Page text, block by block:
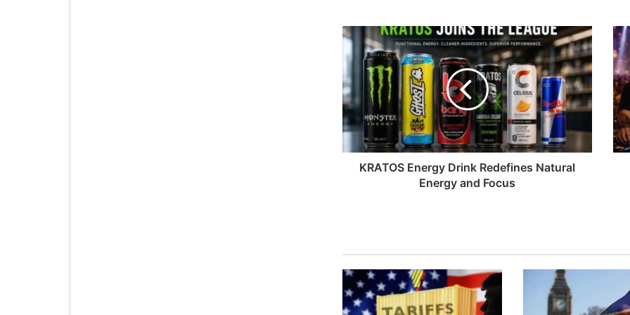
K
R
A
T
O
S
e
n
k
KRATOS Energy Drink Redefines Natural
Energy and Focus